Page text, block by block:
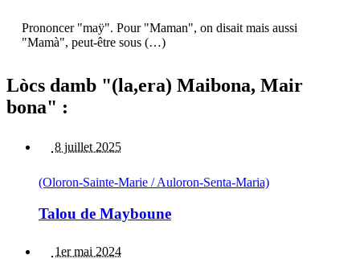
Prononcer "maÿ". Pour "Maman", on disait mais aussi
"Mamà", peut-être sous (…)
Lòcs damb "(la,era) Maibona, Mair
bona" :
8 juillet 2025
(Oloron-Sainte-Marie / Auloron-Senta-Maria)
Talou de Mayboune
1er mai 2024